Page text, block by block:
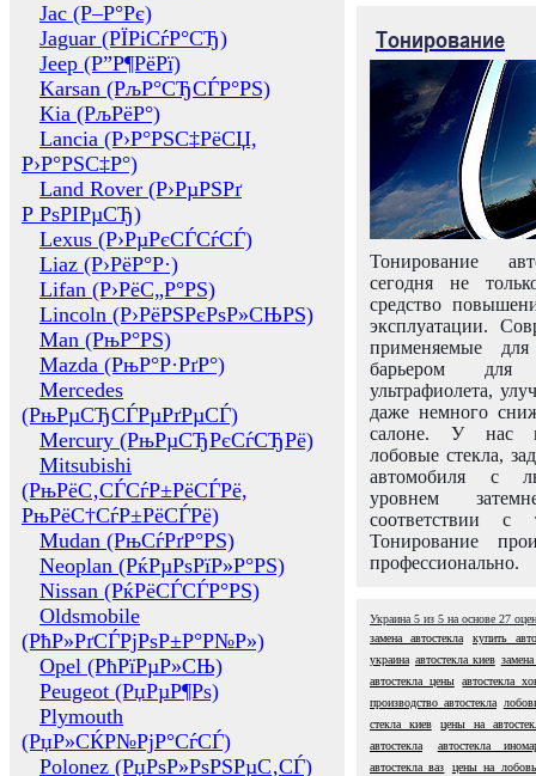
Jac (Р–Р°Рє)
Jaguar (РЇРіСѓР°СЂ)
Jeep (Р”Р¶РёРї)
Karsan (РљР°СЂСЃР°РЅ)
Kia (РљРёР°)
Lancia (Р›Р°РЅС‡РёСЏ,
Р›Р°РЅС‡Р°)
Land Rover (Р›РµРЅРґ
Р РѕРІРµСЂ)
Lexus (Р›РµРєСЃСѓСЃ)
Liaz (Р›РёР°Р·)
Lifan (Р›РёС„Р°РЅ)
Lincoln (Р›РёРЅРєРѕР»СЊРЅ)
Man (РњР°РЅ)
Mazda (РњР°Р·РґР°)
Mercedes
(РњРµСЂСЃРµРґРµСЃ)
Mercury (РњРµСЂРєСѓСЂРё)
Mitsubishi
(РњРёС‚СЃСѓР±РёСЃРё,
РњРёС†СѓР±РёСЃРё)
Mudan (РњСѓРґР°РЅ)
Neoplan (РќРµРѕРїР»Р°РЅ)
Nissan (РќРёСЃСЃР°РЅ)
Oldsmobile
(РћР»РґСЃРјРѕР±Р°Р№Р»)
Opel (РћРїРµР»СЊ)
Peugeot (РџРµР¶Рѕ)
Plymouth
(РџР»СЌР№РјР°СѓСЃ)
Polonez (РџРѕР»РѕРЅРµС‚СЃ)
Тонирование
Тонирование
сегодня не
средство
эксплуатации.
применяемые
барьером для
ультрафиолета,
даже немного
салоне. У нас
лобовые стекла,
автомобиля с
уровнем
соответствии с
Тонирование
профессионально.
Украина 5 из 5 на основе 27
замена автостекла
купить
украина автостекла киев
автостекла цены
автостекла
производство автостекла
стекла киев
цены на
автостекла
автостекла
автостекла ваз
цены на